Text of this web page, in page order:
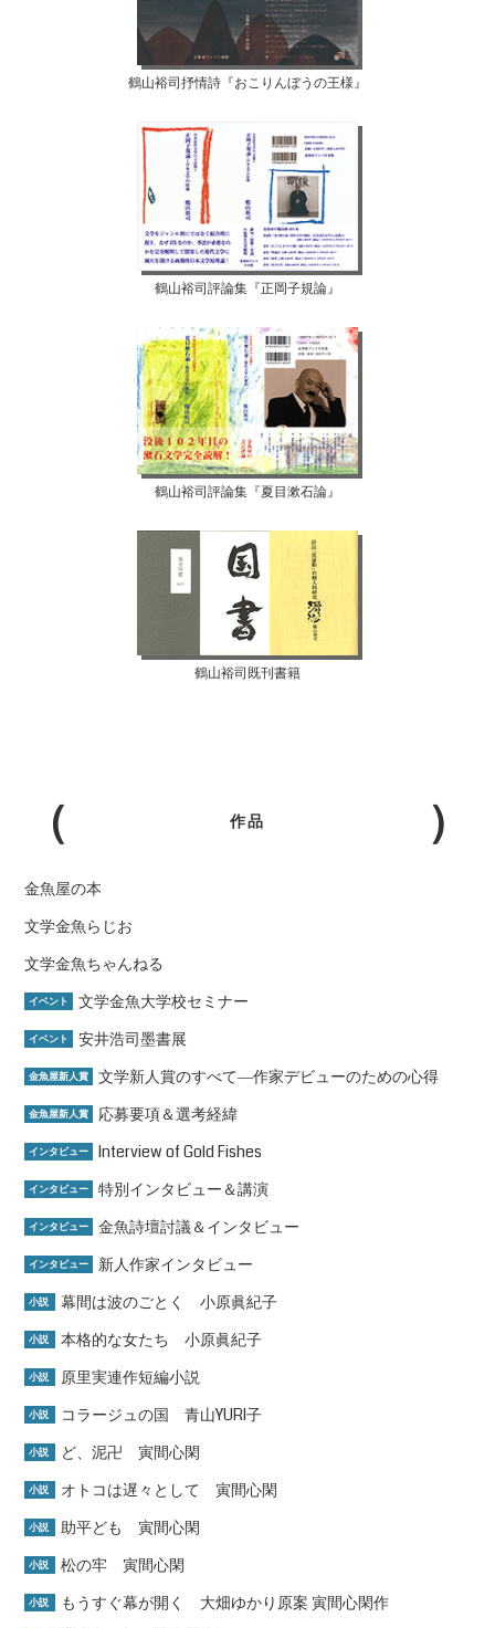
鶴山裕司抒情詩『おこりんぼうの王様』
鶴山裕司評論集『正岡子規論』
鶴山裕司評論集『夏目漱石論』
鶴山裕司既刊書籍
作品
金魚屋の本
文学金魚らじお
文学金魚ちゃんねる
イベント 文学金魚大学校セミナー
イベント 安井浩司墨書展
金魚屋新人賞 文学新人賞のすべて―作家デビューのための心得
金魚屋新人賞 応募要項＆選考経緯
インタビュー Interview of Gold Fishes
インタビュー 特別インタビュー＆講演
インタビュー 金魚詩壇討議＆インタビュー
インタビュー 新人作家インタビュー
小説 幕間は波のごとく 小原眞紀子
小説 本格的な女たち 小原眞紀子
小説 原里実連作短編小説
小説 コラージュの国 青山YURI子
小説 ど、泥卍 寅間心閑
小説 オトコは遅々として 寅間心閑
小説 助平ども 寅間心閑
小説 松の牢 寅間心閑
小説 もうすぐ幕が開く 大畑ゆかり原案 寅間心閑作